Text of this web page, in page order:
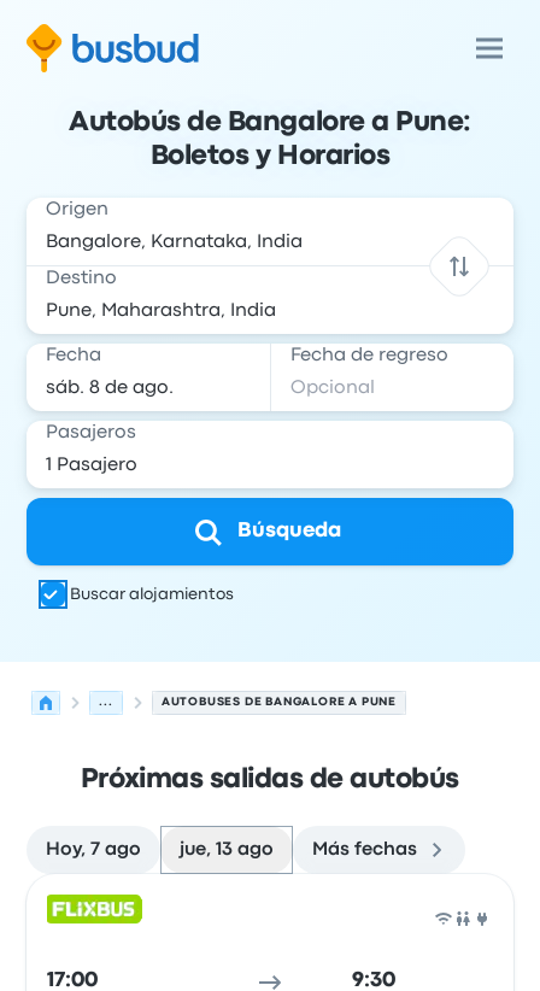
Autobús de Bangalore a Pune:
Boletos y Horarios
Origen
Destino
Fecha Fecha de regreso
Pasajeros
Búsqueda
Buscar alojamientos
... AUTOBUSES DE BANGALORE A PUNE
Próximas salidas de autobús
Hoy, 7 ago jue, 13 ago Más fechas
17:00 9:30